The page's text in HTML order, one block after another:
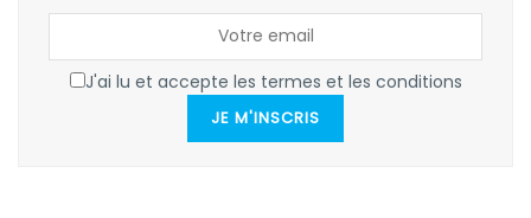
J'ai lu et accepte les termes et les conditions
JE M'INSCRIS